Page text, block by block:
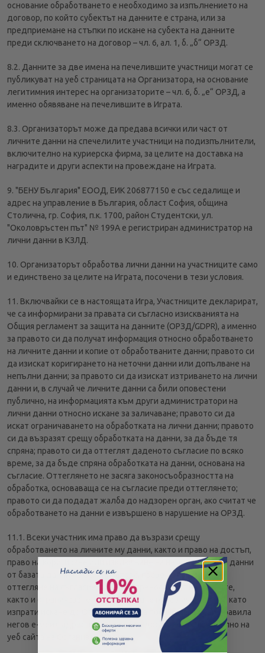
основание обработването е необходимо за изпълнението на
договор, по който субектът на данните е страна, или за
предприемане на стъпки по искане на субекта на данните
преди сключването на договор – чл. 6, ал. 1, б. „б“ ОРЗД.
8.2. Данните за две имена на печелившите участници могат се
публикуват на уеб страницата на Организатора, на основание
легитимния интерес на организаторите – чл. 6, б. „е“ ОРЗД, а
именно обявяване на печелившите в Играта.
8.3. Организаторът може да предава всички или част от
личните данни на спечелилите участници на подизпълнители,
включително на куриерска фирма, за целите на доставка на
наградите и други аспекти на провеждане на Играта.
9. "БЕНУ България" ЕООД, ЕИК 206877150 е със седалище и
адрес на управление в България, област София, община
Столична, гр. София, п.к. 1700, район Студентски, ул.
"Околовръстен път" № 199А е регистриран администратор на
лични данни в КЗЛД.
10. Организаторът обработва лични данни на участниците само
и единствено за целите на Играта, посочени в тези условия.
11. Включвайки се в настоящата Игра, Участниците декларират,
че са информирани за правата си съгласно изискванията на
Общия регламент за защита на данните (ОРЗД/GDPR), а именно
за правото си да получат информация относно обработването
на личните данни и копие от обработваните данни; правото си
да изискат коригирането на неточни данни или допълване на
непълни данни; за правото си да изискат изтриването на лични
данни и, в случай че личните данни са били оповестени
публично, на информацията към други администратори на
лични данни относно искане за заличаване; правото си да
искат ограничаването на обработката на лични данни; правото
си да възразят срещу обработката на данни, за да бъде тя
спряна; правото си да оттеглят даденото съгласие по всяко
време, за да бъде спряна обработката на данни, основана на
съгласие. Оттеглянето не засяга законосъобразността на
обработка, основаваща се на съгласие преди оттеглянето;
правото си да подадат жалба до надзорен орган, ако считат че
обработването на данни е извършено в нарушение на ОРЗД.
11.1. Всеки участник има право да възрази срещу
обработването на личните му данни, както и право на достъп,
право на коригиране или изключване на неговите лични данни
от базата данни на Организатора, право на изтриване и
оттегляне на съгласие, право на преносимост на данните,
както и ограничаване на обработването на лични данни, като
изпрати искане до Организатора на посочения в тези Правила
негов е-мейл адрес info@benu.bg., достъпен включително на
уеб сайта на Организатора.